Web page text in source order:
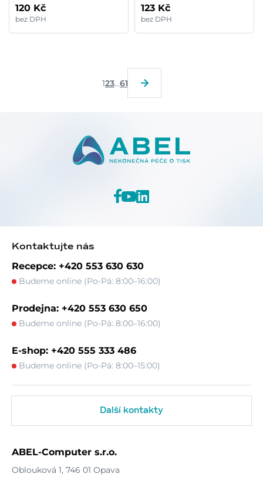
120 Kč
bez DPH
123 Kč
bez DPH
123...61
Kontaktujte nás
Recepce: +420 553 630 630
Budeme online (Po-Pá: 8:00–16:00)
Prodejna: +420 553 630 650
Budeme online (Po-Pá: 8:00–16:00)
E-shop: +420 555 333 486
Budeme online (Po-Pá: 8:00–15:00)
Další kontakty
ABEL-Computer s.r.o.
Oblouková 1, 746 01 Opava